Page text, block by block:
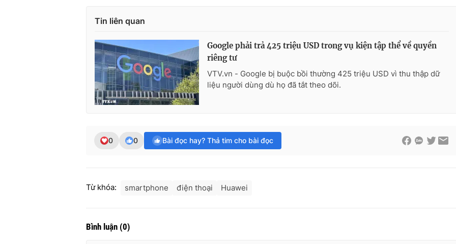
Tin liên quan
Google phải trả 425 triệu USD trong vụ kiện tập thể về quyền
riêng tư
VTV.vn - Google bị buộc bồi thường 425 triệu USD vì thu thập dữ
liệu người dùng dù họ đã tắt theo dõi.
0 0 Bài đọc hay? Thả tim cho bài đọc
Từ khóa: smartphone điện thoại Huawei
Bình luận (0)